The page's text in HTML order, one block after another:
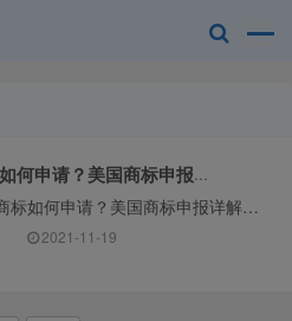
美国商标如何申请？美国商标申报详解
美国商标如何申请？美国商标申报详解！如果我们想申请美国商标专利，我们需要先了解商标申请相关的流程等知识。对于联邦政府的商标注册，我们应该在一定时间···
2021-11-19